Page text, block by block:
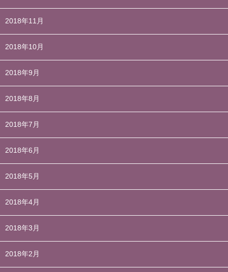
2018年11月
2018年10月
2018年9月
2018年8月
2018年7月
2018年6月
2018年5月
2018年4月
2018年3月
2018年2月